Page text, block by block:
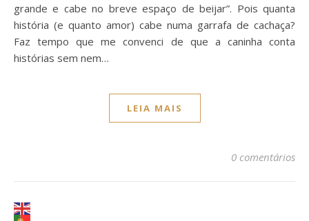
grande e cabe no breve espaço de beijar”. Pois quanta
história (e quanto amor) cabe numa garrafa de cachaça?
Faz tempo que me convenci de que a caninha conta
histórias sem nem…
LEIA MAIS
0 comentários